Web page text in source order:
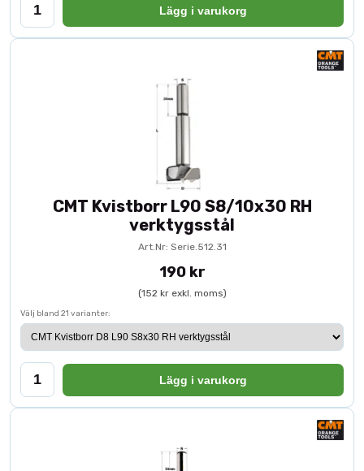
Vanliga frågor om kvistborr
Vad är skillnaden mellan kvistborr och
En kvistborr skapar plana bottenhål med raka kanter, medan en
vanlig träborr ger genomgående hål med spetsig botten.
Vad används en Forstnerborr till?
Forstnerborr används vid infällning av gångjärn, beslag och andra
komponenter där ett exakt djup och plan botten krävs.
Toolbox erbjuder kvistborr och Forstnerborr för yrkesproffs inom
snickeri, montage och industri. Komplettera med rätt
gångjärnsborreller utforska hela vårt sortiment av borrverktyg
Beställ online med snabb leverans och arbeta med verktyg som
ger precision i varje moment.
Lägg i varukorg
CMT Kvistborr L90 S8/10x30 RH
verktygsstål
Art.Nr: Serie.512.31
190 kr
(152 kr exkl. moms)
Välj bland 21 varianter:
Lägg i varukorg